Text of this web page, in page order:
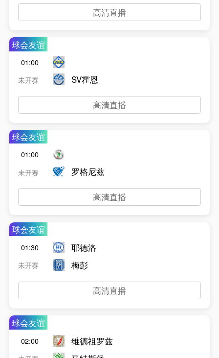
高清直播
球会友谊
01:00
未开赛
SV霍恩
高清直播
球会友谊
01:00
未开赛
罗格尼兹
高清直播
球会友谊
01:30
未开赛
耶德洛
梅彭
高清直播
球会友谊
02:00
维德祖罗兹